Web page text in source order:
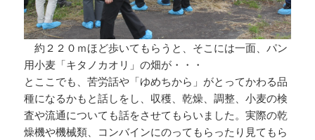
約２２０ｍほど歩いてもらうと、そこには一面、パン
用小麦「キタノカオリ」の畑が・・・
とここでも、苦労話や「ゆめちから」がとってかわる品
種になるかもと話しをし、収穫、乾燥、調整、小麦の検
査や流通についても話をさせてもらいました。実際の乾
燥機や機械類、コンバインにのってもらったり見てもら